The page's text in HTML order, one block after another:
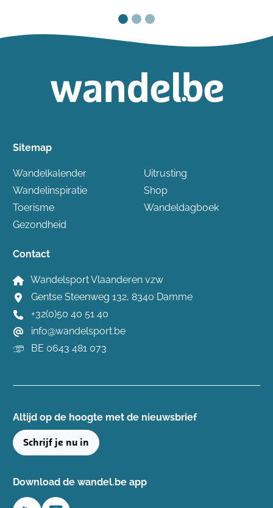
Sitemap
Wandelkalender
Wandelinspiratie
Toerisme
Gezondheid
Uitrusting
Shop
Wandeldagboek
Contact
Wandelsport Vlaanderen vzw
Gentse Steenweg 132, 8340 Damme
+32(0)50 40 51 40
info@wandelsport.be
BE 0643 481 073
Altijd op de hoogte ​met de nieuwsbrief
Schrijf je nu in
Download de wandel.be app